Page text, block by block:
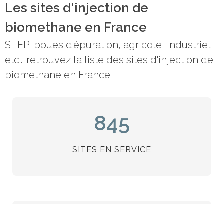
Les sites d'injection de
biomethane en France
STEP, boues d'épuration, agricole, industriel
etc... retrouvez la liste des sites d'injection de
biomethane en France.
845
SITES EN SERVICE